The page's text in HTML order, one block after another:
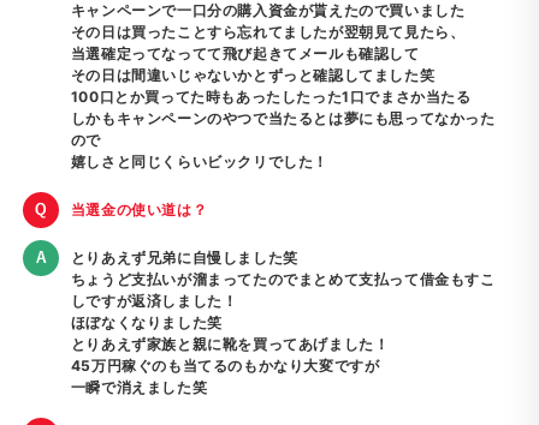
キャンペーンで一口分の購入資金が貰えたので買いました
その日は買ったことすら忘れてましたが翌朝見て見たら、
当選確定ってなってて飛び起きてメールも確認して
その日は間違いじゃないかとずっと確認してました笑
100口とか買ってた時もあったしたった1口でまさか当たる
しかもキャンペーンのやつで当たるとは夢にも思ってなかった
ので
嬉しさと同じくらいビックリでした！
当選金の使い道は？
とりあえず兄弟に自慢しました笑
ちょうど支払いが溜まってたのでまとめて支払って借金もすこ
しですが返済しました！
ほぼなくなりました笑
とりあえず家族と親に靴を買ってあげました！
45万円稼ぐのも当てるのもかなり大変ですが
一瞬で消えました笑